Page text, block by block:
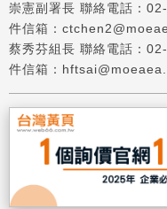
崇憲副署長 聯絡電話：
件信箱：
蔡秀芬組長 聯絡電話：
件信箱：